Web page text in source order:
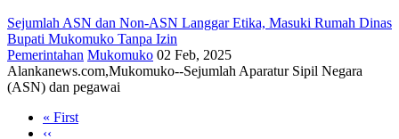
Sejumlah ASN dan Non-ASN Langgar Etika, Masuki Rumah Dinas
Bupati Mukomuko Tanpa Izin
Pemerintahan Mukomuko 02 Feb, 2025
Alankanews.com,Mukomuko--Sejumlah Aparatur Sipil Negara
(ASN) dan pegawai
First
page
« First
Previous
‹‹